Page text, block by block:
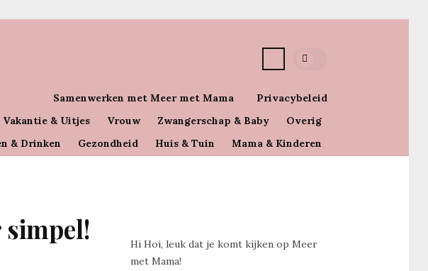
& Drinken Gezondheid Huis & Tuin Mama & Kinderen
Vakantie & Uitjes Vrouw Zwangerschap & Baby Overig
Samenwerken met Meer met Mama Privacybeleid
simpel!
Hi Hoi, leuk dat je komt kijken op Meer
met Mama!